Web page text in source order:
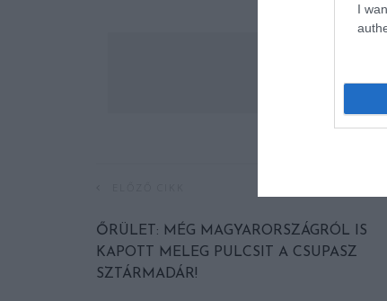
I
ŐRÜLET: MÉG MAGYARORSZÁGRÓL IS
KAPOTT MELEG PULCSIT A CSUPASZ
SZTÁRMADÁR!